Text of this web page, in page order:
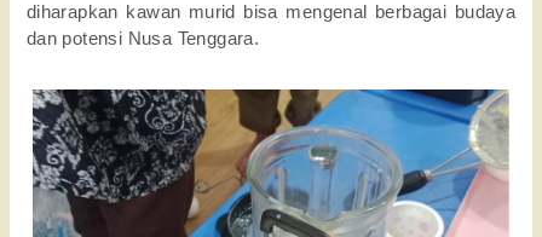
diharapkan kawan murid bisa mengenal berbagai budaya
dan potensi Nusa Tenggara.